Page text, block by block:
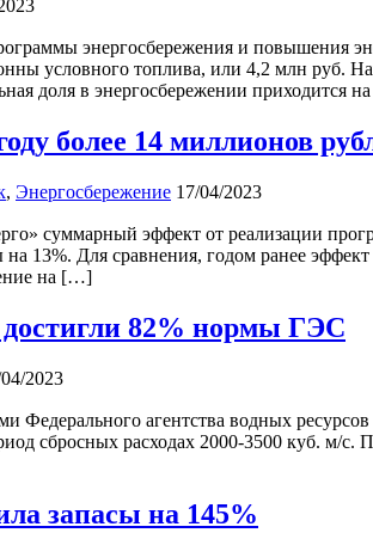
энергосбережения и повышения
условного топлива, или 4,2 млн руб.
доля в энергосбережении приходится
более 14 миллионов
, Энергосбережение 17/04/2023
суммарный эффект от реализации
13%. Для сравнения, годом ранее
на […]
82% нормы ГЭС
2023
Федерального агентства водных
сбросных расходах 2000-3500 куб. м/
запасы на 145%